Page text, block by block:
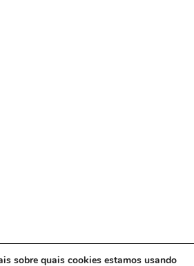
sobre quais cookies estamos usando